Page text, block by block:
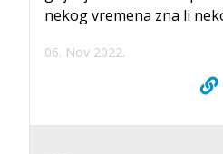
nekog vremena zna li
06. Nov 2022.